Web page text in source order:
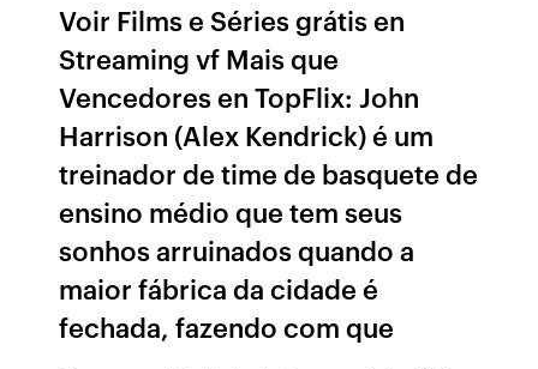
Voir Films e Séries grátis en
Streaming vf Mais que
Vencedores en TopFlix: John
Harrison (Alex Kendrick) é um
treinador de time de basquete de
ensino médio que tem seus
sonhos arruinados quando a
maior fábrica da cidade é
fechada, fazendo com que